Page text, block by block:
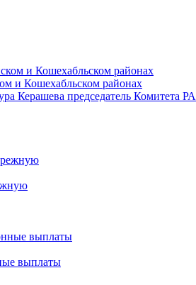
и Кошехабльском районах
Керашева председатель
выплаты